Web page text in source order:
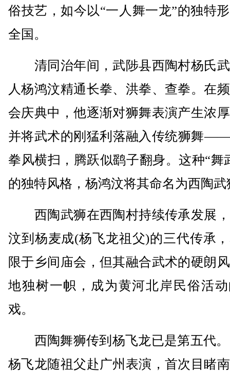
俗技艺，如今以“一人舞一龙”的独特
全国。
清同治年间，武陟县西陶村杨氏
人杨鸿汶精通长拳、洪拳、查拳。在
会庆典中，他逐渐对狮舞表演产生浓
并将武术的刚猛利落融入传统狮舞
拳风横扫，腾跃似鹞子翻身。这种“舞
的独特风格，杨鸿汶将其命名为西陶武
西陶武狮在西陶村持续传承发展
汶到杨麦成(杨飞龙祖父)的三代传承
限于乡间庙会，但其融合武术的硬朗
地独树一帜，成为黄河北岸民俗活
戏。
西陶舞狮传到杨飞龙已是第五代。
杨飞龙随祖父赴广州表演，首次目睹